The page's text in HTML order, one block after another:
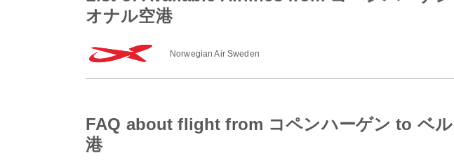
オナル空港
Norwegian Air Sweden
FAQ about flight from コペンハーゲン to ベ
港